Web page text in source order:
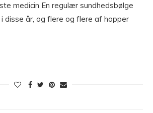
medicin En regulær sundhedsbølge
disse år, og flere og flere af hopper